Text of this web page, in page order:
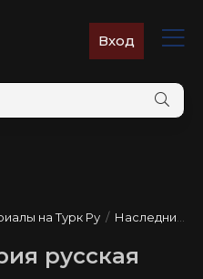
Вход
на Турк Ру / Наследник
русская